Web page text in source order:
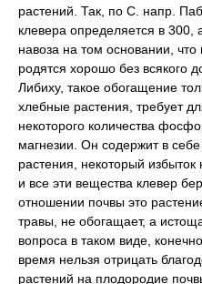
растений. Так, по С. напр.
клевера определяется в
навоза на том основании,
родятся хорошо без всякого
Либиху, такое обогащение
хлебные растения, требует
некоторого количества
магнезии. Он содержит в
растения, некоторый избыток
и все эти вещества клевер
отношении почвы это
травы, не обогащает, а
вопроса в таком виде,
время нельзя отрицать
растений на плодородие